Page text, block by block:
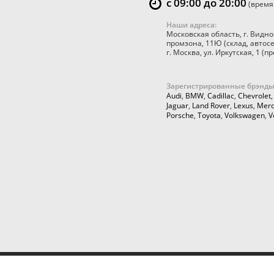
Наши адреса:
Московская область, г.
промзона, 11Ю (склад,
г. Москва, ул. Иркутская, 1
Зарегистрированные
Audi, BMW, Cadillac, Chevrolet,
Jaguar, Land Rover, Lexus,
Porsche, Toyota, Volkswagen,